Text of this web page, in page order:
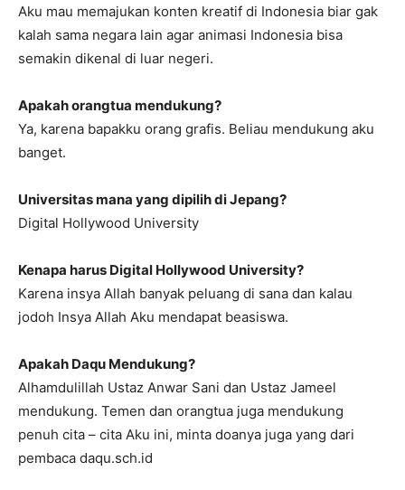
Aku mau memajukan konten kreatif di Indonesia biar gak
kalah sama negara lain agar animasi Indonesia bisa
semakin dikenal di luar negeri.
Apakah orangtua mendukung?
Ya, karena bapakku orang grafis. Beliau mendukung aku
banget.
Universitas mana yang dipilih di Jepang?
Digital Hollywood University
Kenapa harus Digital Hollywood University?
Karena insya Allah banyak peluang di sana dan kalau
jodoh Insya Allah Aku mendapat beasiswa.
Apakah Daqu Mendukung?
Alhamdulillah Ustaz Anwar Sani dan Ustaz Jameel
mendukung. Temen dan orangtua juga mendukung
penuh cita – cita Aku ini, minta doanya juga yang dari
pembaca daqu.sch.id